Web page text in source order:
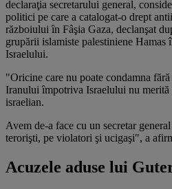
declaraţia secretarului general,
politici pe care a catalogat-o drept
războiului în Fâşia Gaza, declanşat
grupării islamiste palestiniene Hamas
Israelului.
"Oricine care nu poate condamna
Iranului împotriva Israelului nu merită
israelian.
Avem de-a face cu un secretar
terorişti, pe violatori şi ucigaşi", a
Acuzele aduse lui